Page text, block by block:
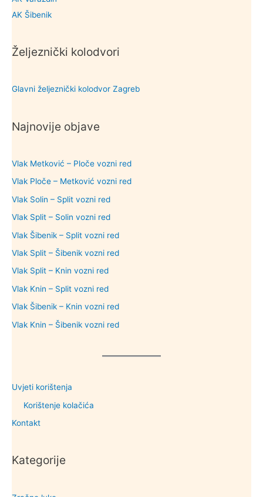
AK Šibenik
Željeznički kolodvori
Glavni željeznički kolodvor Zagreb
Najnovije objave
Vlak Metković – Ploče vozni red
Vlak Ploče – Metković vozni red
Vlak Solin – Split vozni red
Vlak Split – Solin vozni red
Vlak Šibenik – Split vozni red
Vlak Split – Šibenik vozni red
Vlak Split – Knin vozni red
Vlak Knin – Split vozni red
Vlak Šibenik – Knin vozni red
Vlak Knin – Šibenik vozni red
Uvjeti korištenja
Korištenje kolačića
Kontakt
Kategorije